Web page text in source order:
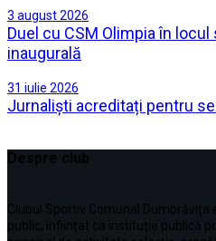
3 august 2026
Duel cu CSM Olimpia în locul
inaugurală
31 iulie 2026
Jurnaliști acreditați pentru
Despre club
Clubul Sportiv Comunal Dumbrăvița
public, înființat ca instituţie publică